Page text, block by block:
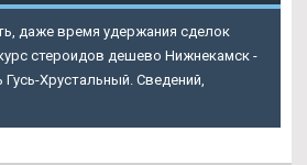
даже время удержания сделок
стероидов дешево Нижнекамск -
Хрустальный. Сведений,